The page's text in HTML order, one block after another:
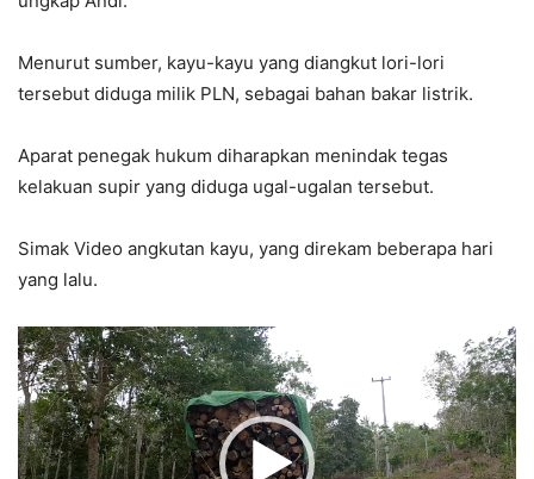
Menurut sumber, kayu-kayu yang diangkut lori-lori
tersebut diduga milik PLN, sebagai bahan bakar listrik.
Aparat penegak hukum diharapkan menindak tegas
kelakuan supir yang diduga ugal-ugalan tersebut.
Simak Video angkutan kayu, yang direkam beberapa hari
yang lalu.
Video
Player